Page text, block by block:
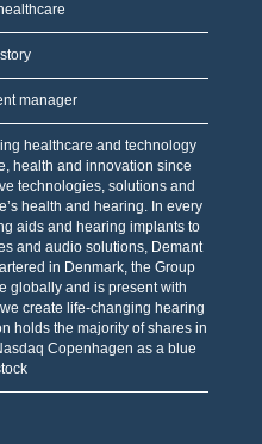
manager
healthcare and technology
health and innovation since
technologies, solutions and
health and hearing. In every
aids and hearing implants to
and audio solutions, Demant
in Denmark, the Group
globally and is present with
create life-changing hearing
holds the majority of shares in
Copenhagen as a blue